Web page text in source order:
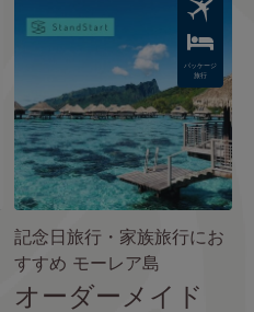
パッケージ
旅行
記念日旅行・家族旅行にお
すすめ モーレア島
オーダーメイド